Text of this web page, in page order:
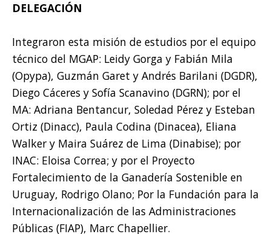
DELEGACIÓN
Integraron esta misión de estudios por el equipo
técnico del MGAP: Leidy Gorga y Fabián Mila
(Opypa), Guzmán Garet y Andrés Barilani (DGDR),
Diego Cáceres y Sofía Scanavino (DGRN); por el
MA: Adriana Bentancur, Soledad Pérez y Esteban
Ortiz (Dinacc), Paula Codina (Dinacea), Eliana
Walker y Maira Suárez de Lima (Dinabise); por
INAC: Eloisa Correa; y por el Proyecto
Fortalecimiento de la Ganadería Sostenible en
Uruguay, Rodrigo Olano; Por la Fundación para la
Internacionalización de las Administraciones
Públicas (FIAP), Marc Chapellier.